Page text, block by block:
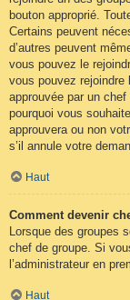
bouton approprié.
Certains peuvent
d’autres peuvent
vous pouvez le
vous pouvez rejoindre
approuvée par un
pourquoi vous
approuvera ou non
s’il annule votre
Haut
Comment devenir
Lorsque des groupes
chef de groupe. Si
l’administrateur en
Haut